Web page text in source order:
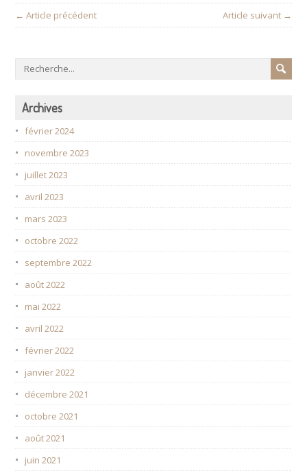
← Article précédent Article suivant →
Archives
février 2024
novembre 2023
juillet 2023
avril 2023
mars 2023
octobre 2022
septembre 2022
août 2022
mai 2022
avril 2022
février 2022
janvier 2022
décembre 2021
octobre 2021
août 2021
juin 2021